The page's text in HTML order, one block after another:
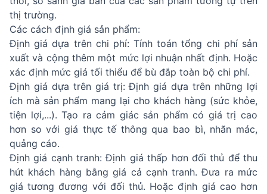
thị trường.
Các cách định giá sản phẩm:
Định giá dựa trên chi phí: Tính toán tổng chi phí sản
xuất và cộng thêm một mức lợi nhuận nhất định. Hoặc
xác định mức giá tối thiểu để bù đắp toàn bộ chi phí.
Định giá dựa trên giá trị: Định giá dựa trên những lợi
ích mà sản phẩm mang lại cho khách hàng (sức khỏe,
tiện lợi,...). Tạo ra cảm giác sản phẩm có giá trị cao
hơn so với giá thực tế thông qua bao bì, nhãn mác,
quảng cáo.
Định giá cạnh tranh: Định giá thấp hơn đối thủ để thu
hút khách hàng bằng giá cả cạnh tranh. Đưa ra mức
giá tương đương với đối thủ. Hoặc định giá cao hơn